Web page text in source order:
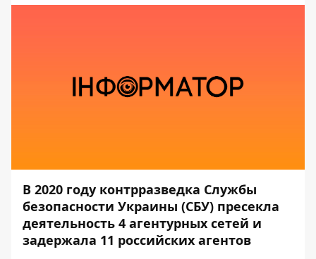
В 2020 году контрразведка Службы
безопасности Украины (СБУ) пресекла
деятельность 4 агентурных сетей и
задержала 11 российских агентов